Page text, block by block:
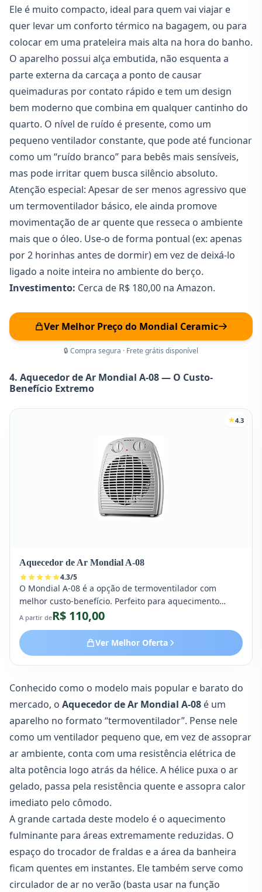
Ele é muito compacto, ideal para quem vai viajar e
quer levar um conforto térmico na bagagem, ou para
colocar em uma prateleira mais alta na hora do banho.
O aparelho possui alça embutida, não esquenta a
parte externa da carcaça a ponto de causar
queimaduras por contato rápido e tem um design
bem moderno que combina em qualquer cantinho do
quarto. O nível de ruído é presente, como um
pequeno ventilador constante, que pode até funcionar
como um “ruído branco” para bebês mais sensíveis,
mas pode irritar quem busca silêncio absoluto.
Atenção especial: Apesar de ser menos agressivo que
um termoventilador básico, ele ainda promove
movimentação de ar quente que resseca o ambiente
mais que o óleo. Use-o de forma pontual (ex: apenas
por 2 horinhas antes de dormir) em vez de deixá-lo
ligado a noite inteira no ambiente do berço.
Investimento: Cerca de R$ 180,00 na Amazon.
Ver Melhor Preço do Mondial Ceramic
🔒 Compra segura · Frete grátis disponível
4. Aquecedor de Ar Mondial A-08 — O Custo-
Benefício Extremo
4.3
Aquecedor de Ar Mondial A-08
4.3/5
O Mondial A-08 é a opção de termoventilador com
melhor custo-benefício. Perfeito para aquecimento
rápido de áreas pequenas, como banheiros, mas deve
o ar.
A partir deR$ 110,00
Ver Melhor Oferta
Conhecido como o modelo mais popular e barato do
mercado, o Aquecedor de Ar Mondial A-08 é um
aparelho no formato “termoventilador”. Pense nele
como um ventilador pequeno que, em vez de assoprar
ar ambiente, conta com uma resistência elétrica de
alta potência logo atrás da hélice. A hélice puxa o ar
gelado, passa pela resistência quente e assopra calor
imediato pelo cômodo.
A grande cartada deste modelo é o aquecimento
fulminante para áreas extremamente reduzidas. O
espaço do trocador de fraldas e a área da banheira
ficam quentes em instantes. Ele também serve como
circulador de ar no verão (basta usar na função